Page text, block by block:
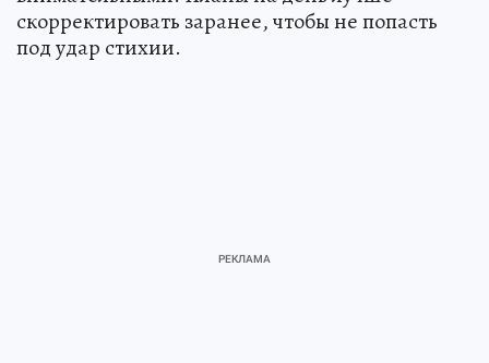
скорректировать заранее, чтобы не попасть
под удар стихии.